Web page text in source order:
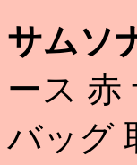
サムソ
ース 赤
バッグ